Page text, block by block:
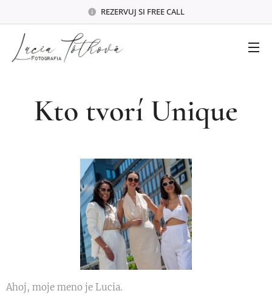
REZERVUJ SI FREE CALL
Kto tvorí Unique
Ahoj, moje meno je Lucia.